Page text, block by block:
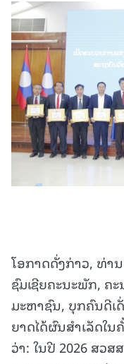
ໂອກາດດັ່ງກ່າວ, ທ່າ
ຊົມເຊີຍຄະນະພັກ, ຄ
ມະຫາຊົນ, ບຸກຄົນດີເ
ຍາດໄດ້ຜົນສຳເລັດໃ
ວ່າ: ໃນປີ 2026 ສວ